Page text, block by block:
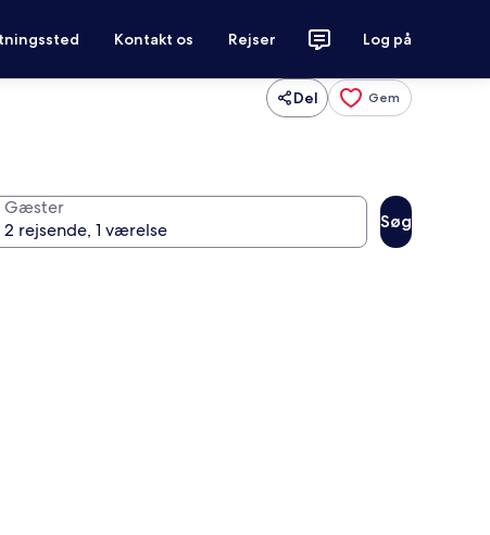
Kontakt os Rejser Log på
Del Gem
Gæster
Søg